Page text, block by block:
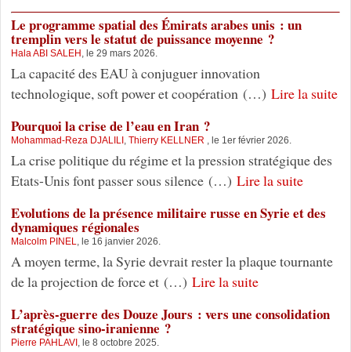
Le programme spatial des Émirats arabes unis : un
tremplin vers le statut de puissance moyenne ?
Hala ABI SALEH , le 29 mars 2026.
La capacité des EAU à conjuguer innovation
technologique, soft power et coopération (…) Lire la suite
Pourquoi la crise de l’eau en Iran ?
Mohammad-Reza DJALILI Thierry KELLNER , le 1er février 2026.
La crise politique du régime et la pression stratégique des
Etats-Unis font passer sous silence (…) Lire la suite
Evolutions de la présence militaire russe en Syrie et des
dynamiques régionales
Malcolm PINEL , le 16 janvier 2026.
A moyen terme, la Syrie devrait rester la plaque tournante
de la projection de force et (…) Lire la suite
L’après-guerre des Douze Jours : vers une consolidation
stratégique sino-iranienne ?
Pierre PAHLAVI , le 8 octobre 2025.